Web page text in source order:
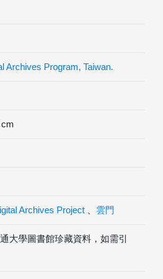
Archives Program, Taiwan.
Archives Project 雲門
大學圖書館珍藏資料，如需引